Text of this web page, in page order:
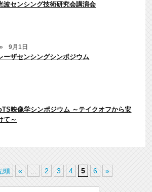
波センシング技術研究会講演会
» 9月1日
ーザセンシングシンポジウム
映像学シンポジウム ～テイクオフから安
て～
頭 « 2 3 4 5 6 »